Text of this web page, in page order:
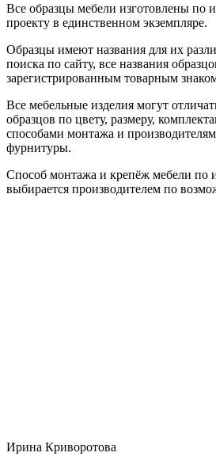
Все образцы мебели изготовлены по
проекту в единственном экземпляре.
Образцы имеют названия для их
поиска по сайту, все названия
зарегистрированным товарным
Все мебельные изделия могут
образцов по цвету, размеру,
способами монтажа и
фурнитуры.
Способ монтажа и крепёж мебели по
выбирается производителем по
Ирина Криворотова